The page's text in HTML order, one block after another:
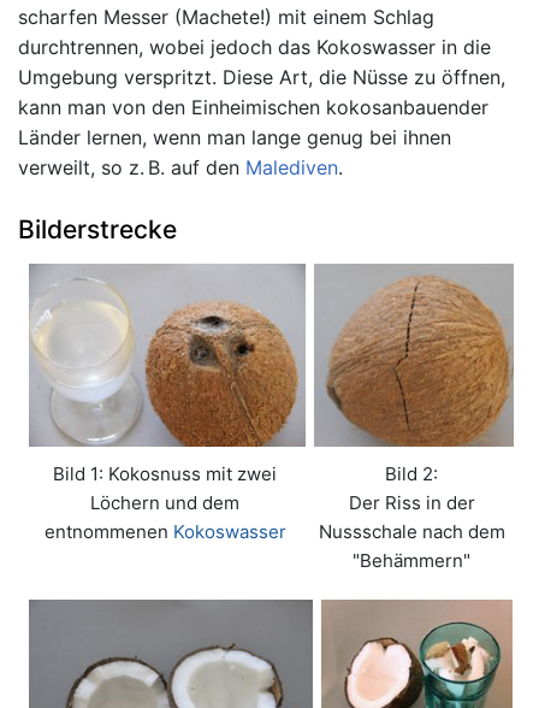
scharfen Messer (Machete!) mit einem Schlag
durchtrennen, wobei jedoch das Kokoswasser in die
Umgebung verspritzt. Diese Art, die Nüsse zu öffnen,
kann man von den Einheimischen kokosanbauender
Länder lernen, wenn man lange genug bei ihnen
verweilt, so z. B. auf den Malediven.
Bilderstrecke
Bild 1: Kokosnuss mit zwei
Löchern und dem
entnommenen Kokoswasser
Bild 2:
Der Riss in der
Nussschale nach dem
"Behämmern"